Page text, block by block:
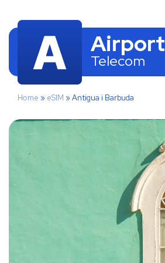
Airport
Telecom
Home » eSIM »Antigua i Barbuda